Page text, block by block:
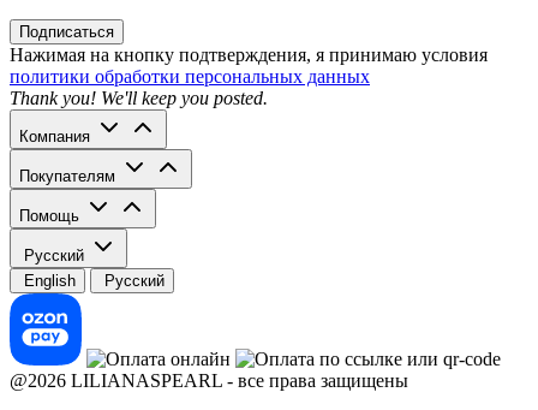
Подписаться
Нажимая на кнопку подтверждения, я принимаю условия
политики обработки персональных данных
Thank you! We'll keep you posted.
Компания
Покупателям
Помощь
Русский
English
Русский
@2026 LILIANASPEARL - все права защищены